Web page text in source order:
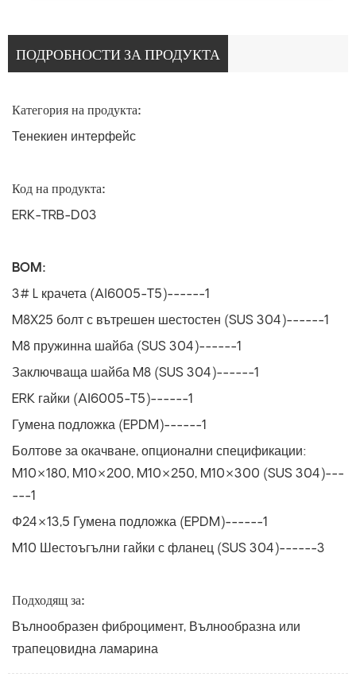
ПОДРОБНОСТИ ЗА ПРОДУКТА
Категория на продукта:
Тенекиен интерфейс
Код на продукта:
ERK-TRB-D03
BOM:
3# L крачета (Al6005-T5)------1
M8X25 болт с вътрешен шестостен (SUS 304)------1
M8 пружинна шайба (SUS 304)------1
Заключваща шайба M8 (SUS 304)------1
ERK гайки (Al6005-T5)------1
Гумена подложка (EPDM)------1
Болтове за окачване, опционални спецификации:
M10×180, M10×200, M10×250, M10×300 (SUS 304)---
---1
Φ24×13,5 Гумена подложка (EPDM)------1
M10 Шестоъгълни гайки с фланец (SUS 304)------3
Подходящ за:
Вълнообразен фиброцимент, Вълнообразна или
трапецовидна ламарина